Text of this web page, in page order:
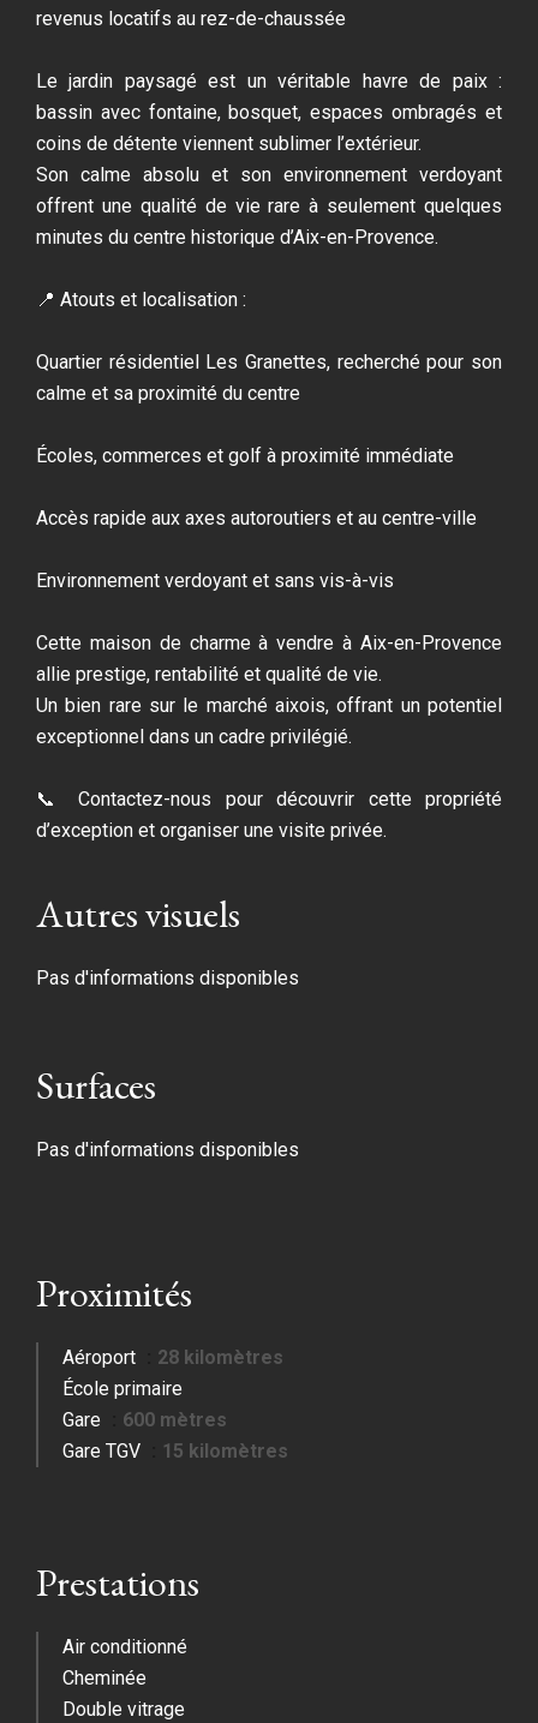
revenus locatifs au rez-de-chaussée
Le jardin paysagé est un véritable havre de paix :
bassin avec fontaine, bosquet, espaces ombragés et
coins de détente viennent sublimer l’extérieur.
Son calme absolu et son environnement verdoyant
offrent une qualité de vie rare à seulement quelques
minutes du centre historique d’Aix-en-Provence.
📍 Atouts et localisation :
Quartier résidentiel Les Granettes, recherché pour son
calme et sa proximité du centre
Écoles, commerces et golf à proximité immédiate
Accès rapide aux axes autoroutiers et au centre-ville
Environnement verdoyant et sans vis-à-vis
Cette maison de charme à vendre à Aix-en-Provence
allie prestige, rentabilité et qualité de vie.
Un bien rare sur le marché aixois, offrant un potentiel
exceptionnel dans un cadre privilégié.
📞 Contactez-nous pour découvrir cette propriété
d’exception et organiser une visite privée.
Autres visuels
Pas d'informations disponibles
Surfaces
Pas d'informations disponibles
Proximités
Aéroport
28 kilomètres
École primaire
Gare
600 mètres
Gare TGV
15 kilomètres
Prestations
Air conditionné
Cheminée
Double vitrage